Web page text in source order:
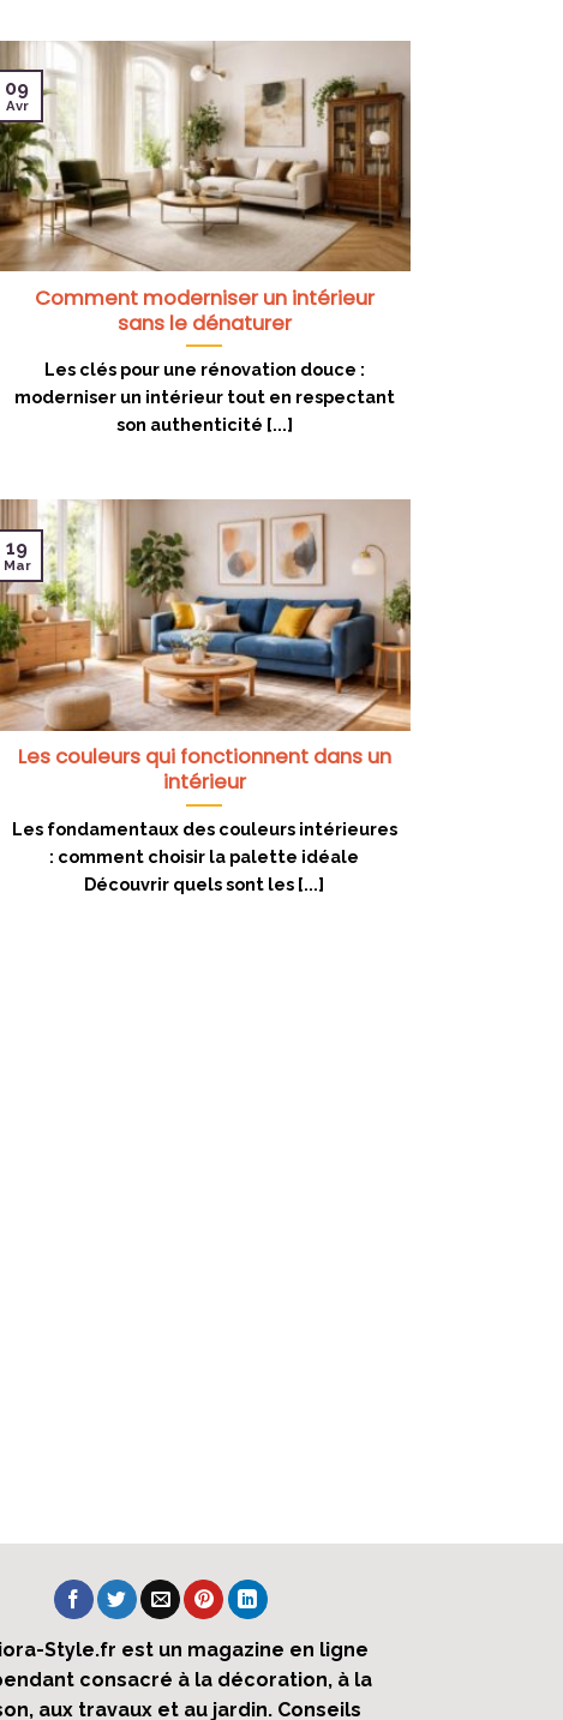
Comment moderniser un intérieur
sans le dénaturer
Les clés pour une rénovation douce :
moderniser un intérieur tout en respectant
son authenticité [...]
09
Avr
Les couleurs qui fonctionnent dans un
intérieur
Les fondamentaux des couleurs intérieures
: comment choisir la palette idéale
Découvrir quels sont les [...]
19
Mar
Style.fr est un magazine en ligne
consacré à la décoration, à la
aux travaux et au jardin. Conseils